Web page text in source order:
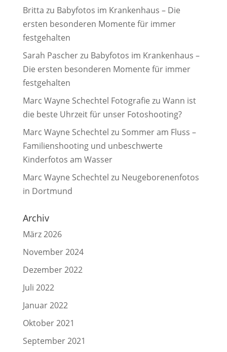
Britta zu Babyfotos im Krankenhaus – Die
ersten besonderen Momente für immer
festgehalten
Sarah Pascherzu Babyfotos im Krankenhaus –
Die ersten besonderen Momente für immer
festgehalten
Marc Wayne Schechtel Fotografie zu Wann ist
die beste Uhrzeit für unser Fotoshooting?
Marc Wayne Schechtel zu Sommer am Fluss –
Familienshooting und unbeschwerte
Kinderfotos am Wasser
Marc Wayne Schechtel zu Neugeborenenfotos
in Dortmund
Archiv
März 2026
November 2024
Dezember 2022
Juli 2022
Januar 2022
Oktober 2021
September 2021